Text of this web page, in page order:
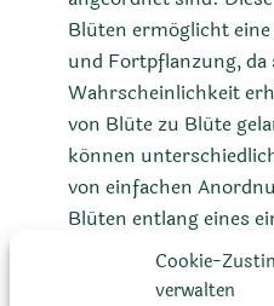
Cookie-
verwalten
Blüten ermöglicht
und Fortpflanzung, da
Wahrscheinlichkeit
von Blüte zu Blüte
können
von einfachen
Blüten entlang eines
angeordnet sind, bis
Mustern, bei denen